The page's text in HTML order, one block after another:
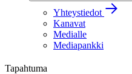
Yhteystiedot
Kanavat
Medialle
Mediapankki
Tapahtuma